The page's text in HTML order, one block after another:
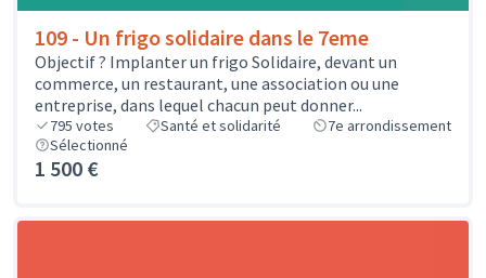
109 - Un frigo solidaire dans le 7eme
Objectif ? Implanter un frigo Solidaire, devant un
commerce, un restaurant, une association ou une
entreprise, dans lequel chacun peut donner...
795 votes Santé et solidarité
7e arrondissement
Sélectionné
1 500 €